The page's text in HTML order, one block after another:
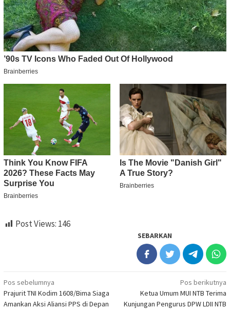
Post Views: 146
SEBARKAN
Navigasi
pos
Pos sebelumnya
Prajurit TNI Kodim 1608/Bima Siaga
Amankan Aksi Aliansi PPS di Depan
Pos berikutnya
Ketua Umum MUI NTB Terima
Kunjungan Pengurus DPW LDII NTB